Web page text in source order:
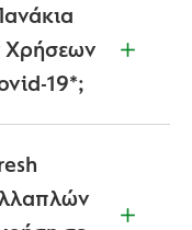
19*;
όταν